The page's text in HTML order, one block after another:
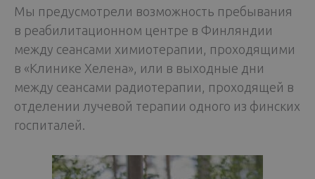
Мы предусмотрели возможность пребывания
в реабилитационном центре в Финляндии
между сеансами химиотерапии, проходящими
в «Клинике Хелена», или в выходные дни
между сеансами радиотерапии, проходящей в
отделении лучевой терапии одного из финских
госпиталей.